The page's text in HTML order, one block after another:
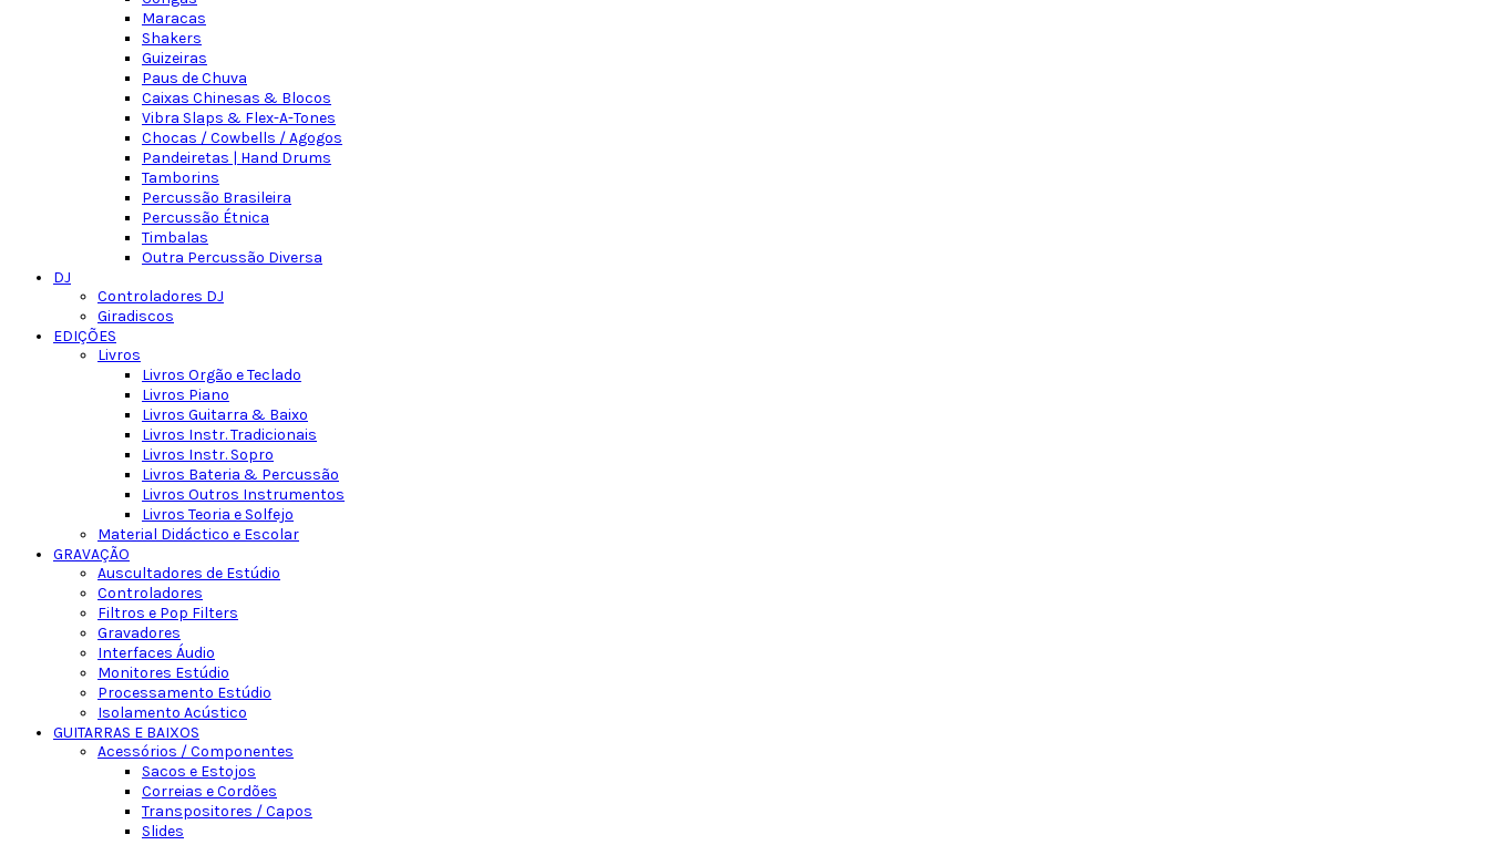
Maracas
Shakers
Guizeiras
Paus de Chuva
Caixas Chinesas & Blocos
Vibra Slaps & Flex-A-Tones
Chocas / Cowbells / Agogos
Pandeiretas | Hand Drums
Tamborins
Percussão Brasileira
Percussão Étnica
Timbalas
Outra Percussão Diversa
DJ
Controladores DJ
Giradiscos
EDIÇÕES
Livros
Livros Orgão e Teclado
Livros Piano
Livros Guitarra & Baixo
Livros Instr. Tradicionais
Livros Instr. Sopro
Livros Bateria & Percussão
Livros Outros Instrumentos
Livros Teoria e Solfejo
Material Didáctico e Escolar
GRAVAÇÃO
Auscultadores de Estúdio
Controladores
Filtros e Pop Filters
Gravadores
Interfaces Áudio
Monitores Estúdio
Processamento Estúdio
Isolamento Acústico
GUITARRAS E BAIXOS
Acessórios / Componentes
Sacos e Estojos
Correias e Cordões
Transpositores / Capos
Slides